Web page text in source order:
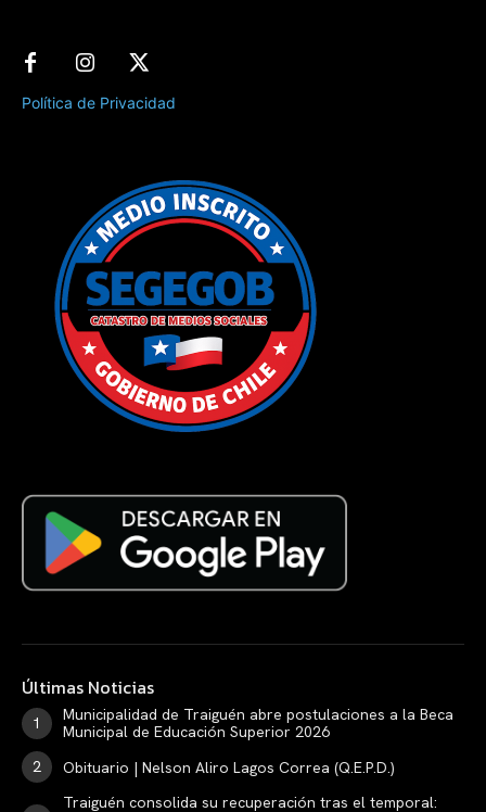
Política de Privacidad
Últimas Noticias
Municipalidad de Traiguén abre postulaciones a la Beca
Municipal de Educación Superior 2026
Obituario | Nelson Aliro Lagos Correa (Q.E.P.D.)
Traiguén consolida su recuperación tras el temporal: